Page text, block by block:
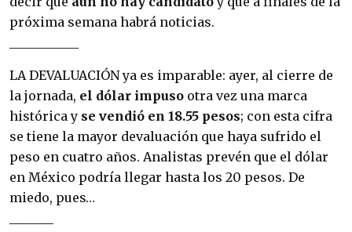
próxima semana habrá noticias.
LA DEVALUACIÓN ya es imparable: ayer, al cie­rre de
la jornada, el dólar impuso otra vez una marca
histórica y se vendió en 18.55 pesos; con esta cifra
se tiene la mayor devaluación que haya sufrido el
peso en cuatro años. Analistas prevén que el dólar
en México podría llegar has­ta los 20 pesos. De
miedo, pues…